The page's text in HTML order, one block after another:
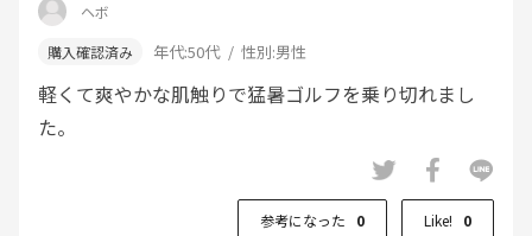
ヘボ
年代:50代 性別:男性
軽くて爽やかな肌触りで猛暑ゴルフを乗り切れまし
た。
参考になった 0 Like! 0